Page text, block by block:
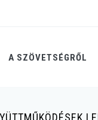
A SZÖVETSÉGRŐL